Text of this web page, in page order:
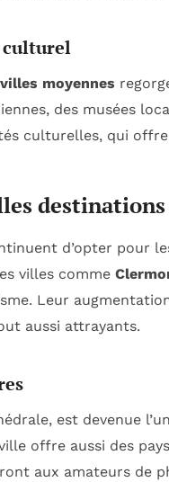
villes moyennes
des musées
culturelles, qui
destinations
d’opter pour
villes comme
Leur
aussi attrayants.
est devenue
offre aussi des
aux amateurs de